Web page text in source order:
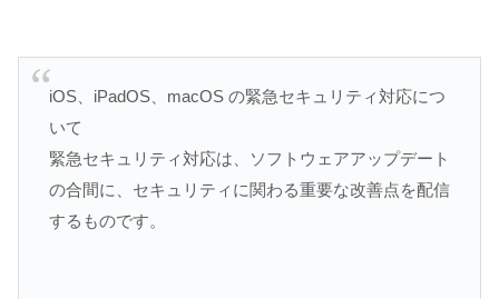
iOS、iPadOS、macOS の緊急セキュリティ対応につ
いて
緊急セキュリティ対応は、ソフトウェアアップデート
の合間に、セキュリティに関わる重要な改善点を配信
するものです。